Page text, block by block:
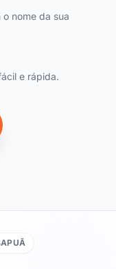
nome da sua
e rápida.